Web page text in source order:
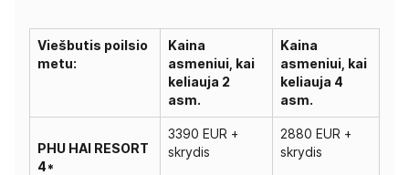
Viešbutis poilsio
metu:
Kaina
asmeniui, kai
keliauja 2
asm.
Kaina
asmeniui, kai
keliauja 4
asm.
PHU HAI RESORT
4*
3390 EUR +
skrydis
2880 EUR +
skrydis